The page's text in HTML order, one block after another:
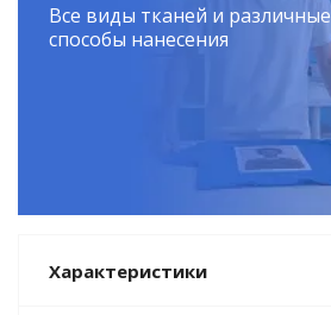
Все виды тканей и различные
способы нанесения
Характеристики